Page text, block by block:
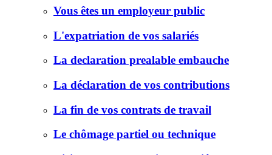
Vous êtes un employeur public
L'expatriation de vos salariés
La declaration prealable embauche
La déclaration de vos contributions
La fin de vos contrats de travail
Le chômage partiel ou technique